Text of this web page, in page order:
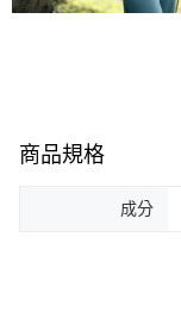
商品規格
成分